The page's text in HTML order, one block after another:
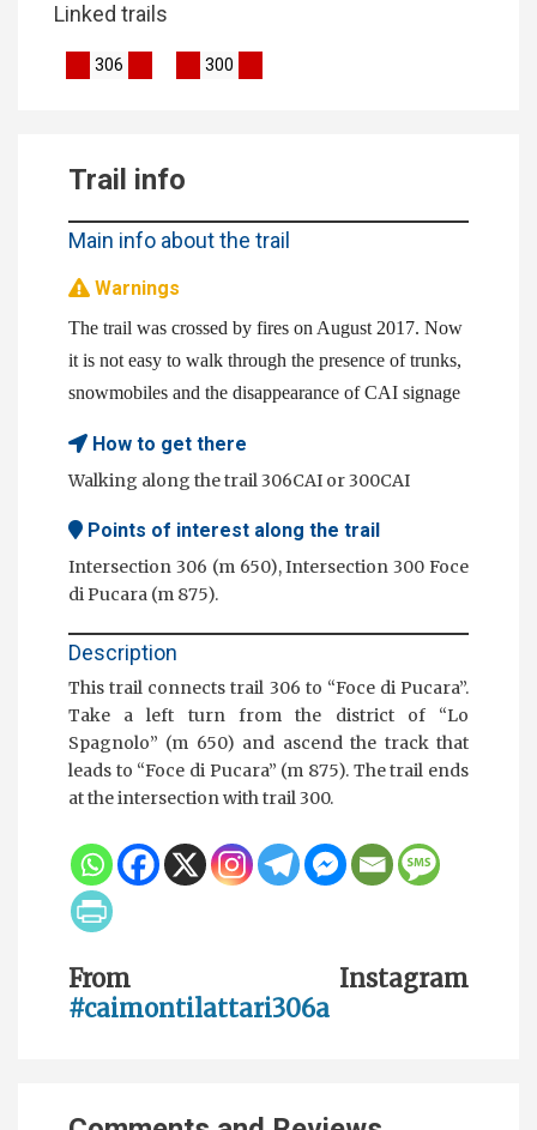
Linked trails
306 300
Trail info
Main info about the trail
Warnings
The trail was crossed by fires on August 2017. Now
it is not easy to walk through the presence of trunks,
snowmobiles and the disappearance of CAI signage
How to get there
Walking along the trail 306CAI or 300CAI
Points of interest along the trail
Intersection 306 (m 650), Intersection 300 Foce
di Pucara (m 875).
Description
This trail connects trail 306 to “Foce di Pucara”.
Take a left turn from the district of “Lo
Spagnolo” (m 650) and ascend the track that
leads to “Foce di Pucara” (m 875). The trail ends
at the intersection with trail 300.
From Instagram
#caimontilattari306a